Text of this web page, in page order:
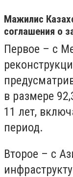
Мажилис
соглашения о
Первое – с
в размере
11 лет,
период.
Второе – с